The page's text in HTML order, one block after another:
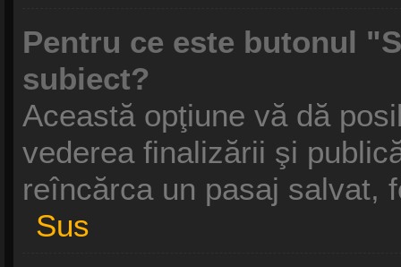
Pentru ce este butonul
subiect?
Această opţiune vă dă
vederea finalizării şi
reîncărca un pasaj salvat,
Sus